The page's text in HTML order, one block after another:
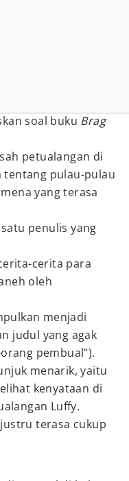
soal buku Brag
petualangan di
tentang pulau-pulau
yang terasa
penulis yang
cerita para
oleh
menjadi
judul yang agak
pembual”).
menarik, yaitu
kenyataan di
Luffy.
terasa cukup